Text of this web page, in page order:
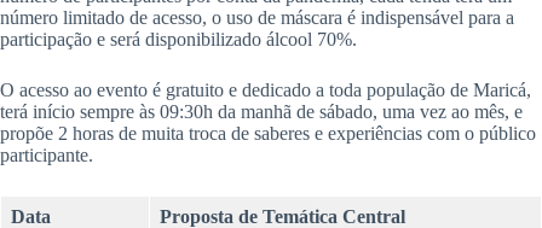
número limitado de acesso, o uso de máscara é indispensável para a
participação e será disponibilizado álcool 70%.
O acesso ao evento é gratuito e dedicado a toda população de Maricá,
terá início sempre às 09:30h da manhã de sábado, uma vez ao mês, e
propõe 2 horas de muita troca de saberes e experiências com o público
participante.
Data Proposta de Temática Central